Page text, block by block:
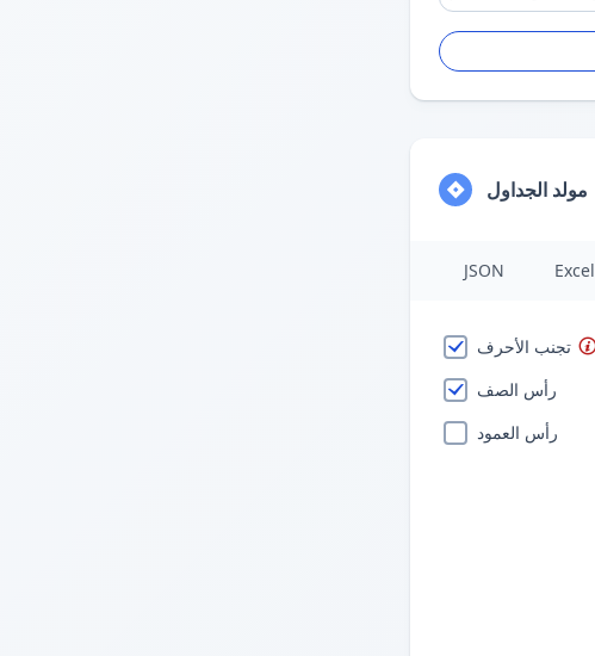
مولد الجداول
JSON Excel
تجنب الأحرف
رأس الصف
رأس العمود